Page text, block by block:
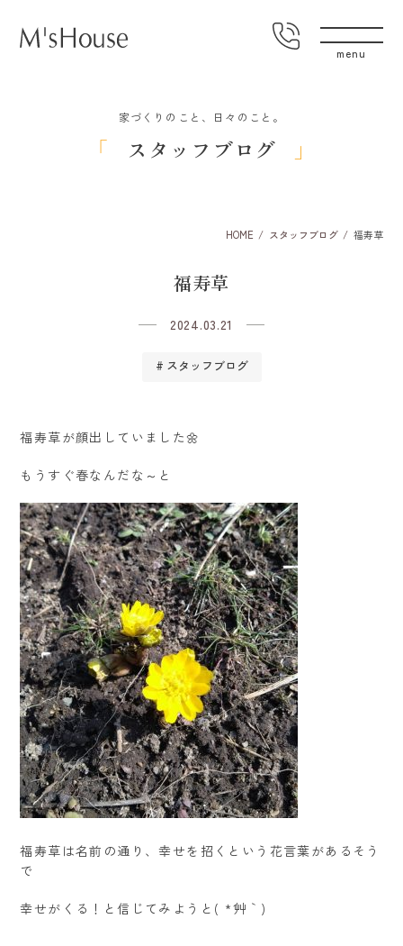
スタッフブログ
家づくりのこと、日々のこと。
HOME スタッフブログ 福寿草
福寿草
2024.03.21
スタッフブログ
福寿草が顔出していました🌼
もうすぐ春なんだな～と
福寿草は名前の通り、幸せを招くという花言葉があるそう
で
幸せがくる！と信じてみようと( *´艸｀)